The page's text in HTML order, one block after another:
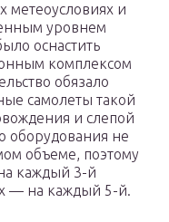
метеоусловиях и
уровнем
оснастить
комплексом
обязало
самолеты такой
и слепой
оборудования не
объеме, поэтому
каждый 3-й
— на каждый 5-й.